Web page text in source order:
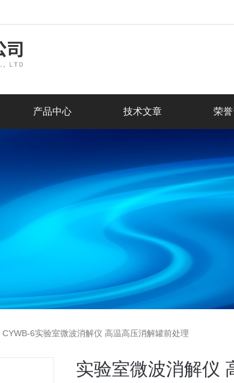
产品中心 技术文章 荣
CYWB-6实验室微波消解仪 高温高压消解罐前处理
实验室微波消解仪